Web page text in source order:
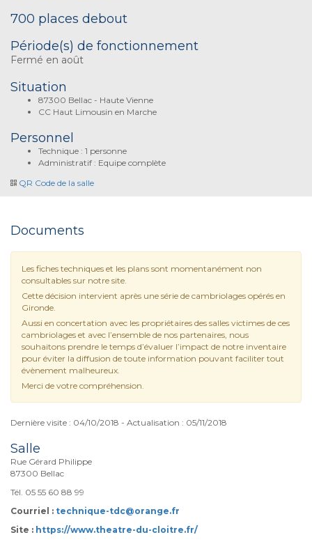
700 places debout
Période(s) de fonctionnement
Fermé en août
Situation
87300 Bellac - Haute Vienne
CC Haut Limousin en Marche
Personnel
Technique : 1 personne
Administratif : Equipe complète
QR Code de la salle
Documents
Les fiches techniques et les plans sont momentanément non
consultables sur notre site.
Cette décision intervient après une série de cambriolages opérés en
Gironde.
Aussi en concertation avec les propriétaires des salles victimes de ces
cambriolages et avec l’ensemble de nos partenaires, nous
souhaitons prendre le temps d’évaluer l’impact de notre inventaire
pour éviter la diffusion de toute information pouvant faciliter tout
évènement malheureux.
Merci de votre compréhension.
Dernière visite : 04/10/2018 - Actualisation : 05/11/2018
Salle
Rue Gérard Philippe
87300 Bellac
Tél. 05 55 60 88 99
Courriel : technique-tdc@orange.fr
Site : https://www.theatre-du-cloitre.fr/